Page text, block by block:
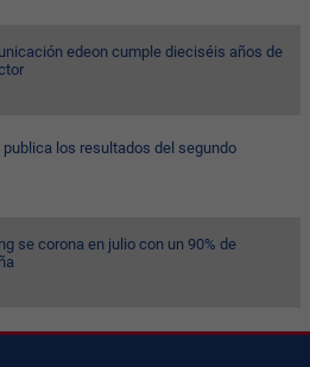
edeon cumple dieciséis años de
los resultados del segundo
se corona en julio con un 90% de